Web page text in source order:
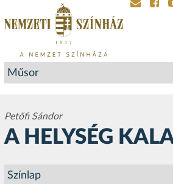
Petőfi Sándor
A HELYSÉG